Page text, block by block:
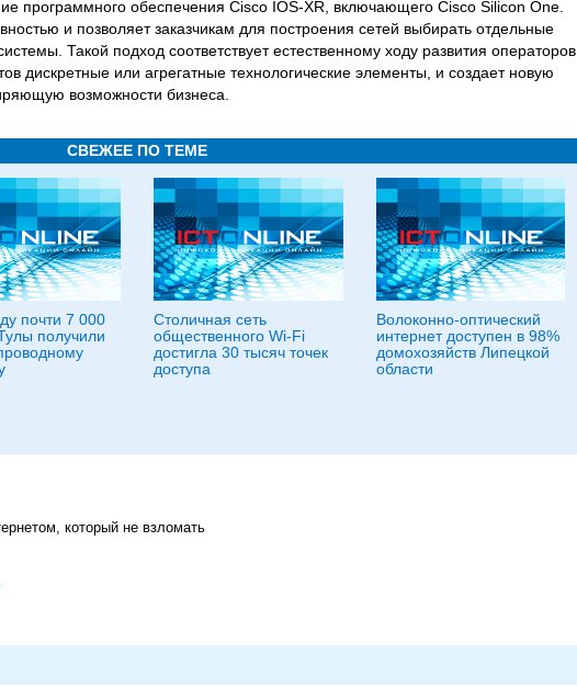
программного обеспечения Cisco IOS-XR, включающего Cisco Silicon One.
и позволяет заказчикам для построения сетей выбирать отдельные
Такой подход соответствует естественному ходу развития операторов,
дискретные или агрегатные технологические элементы, и создает новую
возможности бизнеса.
СВЕЖЕЕ ПО ТЕМЕ
почти 7 000
получили
Столичная сеть
общественного Wi-Fi
достигла 30 тысяч точек
доступа
Волоконно-оптический
интернет доступен в 98%
домохозяйств Липецкой
области
который не взломать